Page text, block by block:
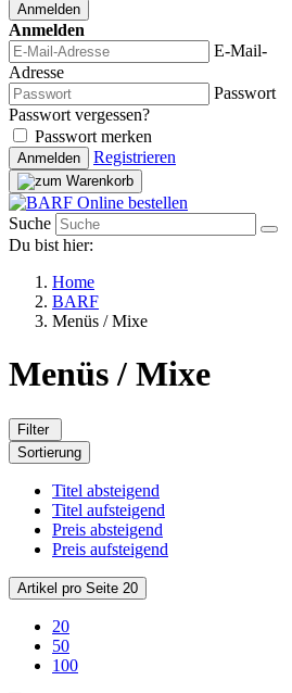
Anmelden
Anmelden
E-Mail-
Adresse
Passwort
Passwort vergessen?
Passwort merken
Anmelden Registrieren
Suche
Du bist hier:
Home
BARF
Menüs / Mixe
Menüs / Mixe
Filter
Sortierung
Titel absteigend
Titel aufsteigend
Preis absteigend
Preis aufsteigend
Artikel pro Seite 20
20
50
100